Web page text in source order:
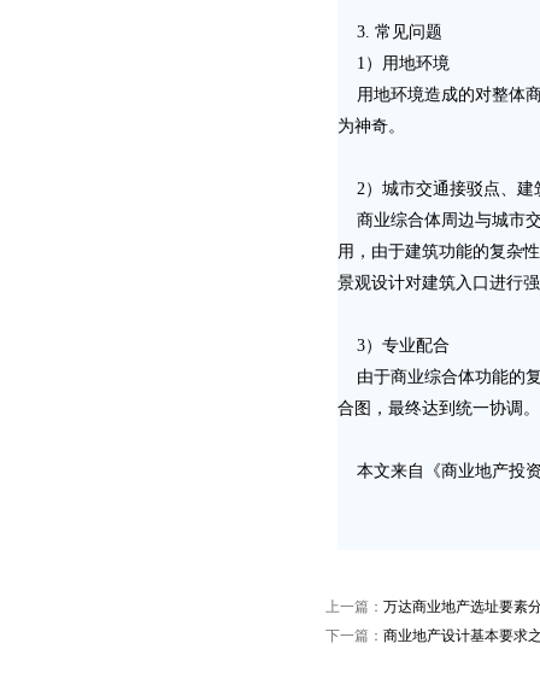
3. 常见问题
1）用地环境
用地环境造成的对整体
为神奇。
2）城市交通接驳点、建
商业综合体周边与城市
用，由于建筑功能的复杂
景观设计对建筑入口进行
3）专业配合
由于商业综合体功能的
合图，最终达到统一协调。
本文来自《商业地产投
上一篇： 万达商业地产选址要素
下一篇： 商业地产设计基本要求